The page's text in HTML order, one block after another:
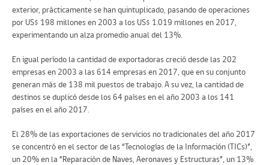
exterior, prácticamente se han quintuplicado, pasando de operaciones
por US$ 198 millones en 2003 a los US$ 1.019 millones en 2017,
experimentando un alza promedio anual del 13%.
En igual período la cantidad de exportadoras creció desde las 202
empresas en 2003 a las 614 empresas en 2017, que en su conjunto
generan más de 138 mil puestos de trabajo. A su vez, la cantidad de
destinos se duplicó desde los 64 países en el año 2003 a los 141
países en el año 2017.
El 28% de las exportaciones de servicios no tradicionales del año 2017
se concentró en el sector de las “Tecnologías de la Información (TICs)”,
un 20% en la “Reparación de Naves, Aeronaves y Estructuras”, un 13%